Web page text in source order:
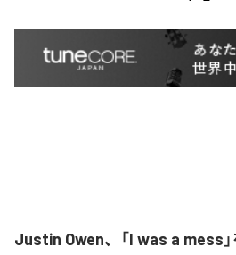
Justin Owen、「I was a mess